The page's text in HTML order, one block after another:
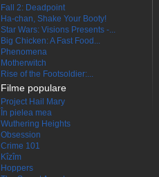
Fall 2: Deadpoint
Ha-chan, Shake Your Booty!
Star Wars: Visions Presents -...
Big Chicken: A Fast Food...
Phenomena
Motherwitch
Rise of the Footsoldier:...
Filme populare
Project Hail Mary
În pielea mea
Wuthering Heights
Obsession
Crime 101
Kîzîm
Hoppers